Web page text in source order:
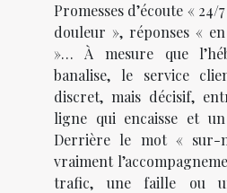
Promesses d’écoute «
douleur », réponses «
»… À mesure que
banalise, le service
discret, mais décisif,
ligne qui encaisse et
Derrière le mot « sur-
vraiment
trafic, une faille ou